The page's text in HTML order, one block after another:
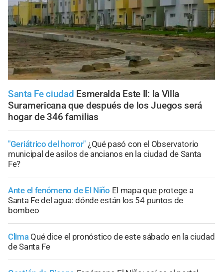
Santa Fe ciudad Esmeralda Este II: la Villa
Suramericana que después de los Juegos será
hogar de 346 familias
"Geriátrico del horror" ¿Qué pasó con el Observatorio
municipal de asilos de ancianos en la ciudad de Santa
Fe?
Ante el fenómeno de El Niño El mapa que protege a
Santa Fe del agua: dónde están los 54 puntos de
bombeo
Clima Qué dice el pronóstico de este sábado en la ciudad
de Santa Fe